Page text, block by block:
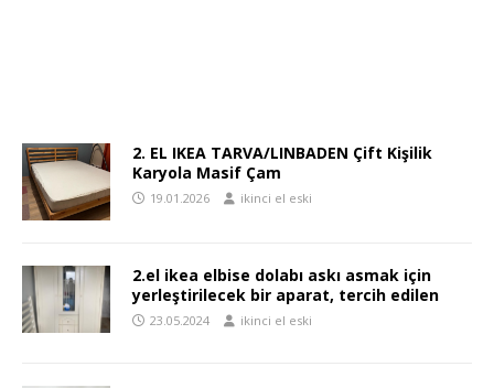
2. EL IKEA TARVA/LINBADEN Çift Kişilik
Karyola Masif Çam
19.01.2026 ikinci el eski
2.el ikea elbise dolabı askı asmak için
yerleştirilecek bir aparat, tercih edilen
23.05.2024 ikinci el eski